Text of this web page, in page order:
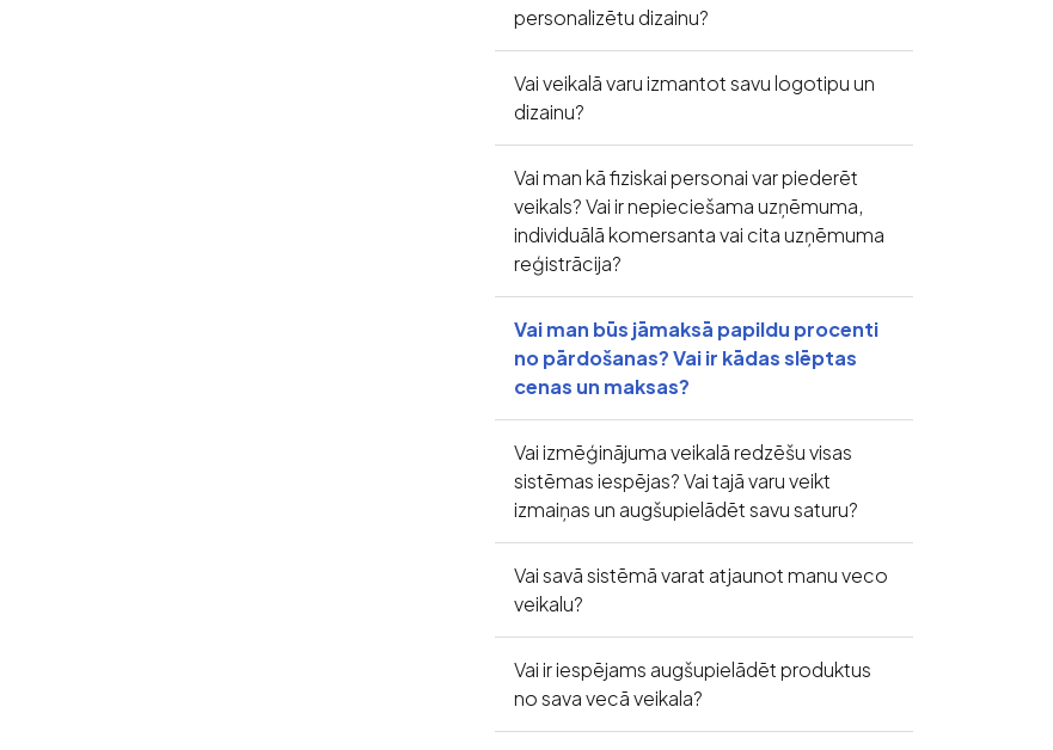
personalizētu dizainu?
Vai veikalā varu izmantot savu logotipu un
dizainu?
Vai man kā fiziskai personai var piederēt
veikals? Vai ir nepieciešama uzņēmuma,
individuālā komersanta vai cita uzņēmuma
reģistrācija?
Vai man būs jāmaksā papildu procenti
no pārdošanas? Vai ir kādas slēptas
cenas un maksas?
Vai izmēģinājuma veikalā redzēšu visas
sistēmas iespējas? Vai tajā varu veikt
izmaiņas un augšupielādēt savu saturu?
Vai savā sistēmā varat atjaunot manu veco
veikalu?
Vai ir iespējams augšupielādēt produktus
no sava vecā veikala?